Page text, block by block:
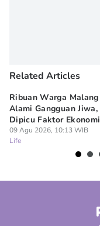
Related Articles
Ribuan Warga Malang
Alami Gangguan Jiwa,
Dipicu Faktor Ekonomi
09 Agu 2026, 10:13 WIB
Life